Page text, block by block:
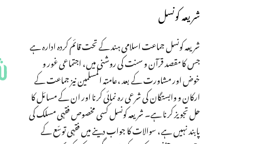
شریعہ کونسل
شریعہ کونسل جماعت اسلامی ہند کے تحت قائم کردہ ادارہ ہے
جس کا مقصد قرآن و سنت کی روشنی میں، اجتماعی غور و
خوض اور مشاورت کے بعد ،عامتہ المسلمین نیز جماعت کے
ارکان و وابستگان کی شرعی رہ نمائی کرنا اور ان کے مسائل کا
حل تجویز کرنا ہے۔ شریعہ کونسل کسی مخصوص فقہی مسلک کی
پابند نہیں ہے، سوالات کا جواب دینے میں فقہی توسّع کے